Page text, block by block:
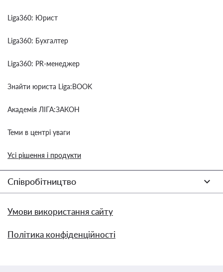
Liga360: Юрист
Liga360: Бухгалтер
Liga360: PR-менеджер
Знайти юриста Liga:BOOK
Академія ЛІГА:ЗАКОН
Теми в центрі уваги
Усі рішення і продукти
Співробітництво
Умови використання сайту
Політика конфіденційності